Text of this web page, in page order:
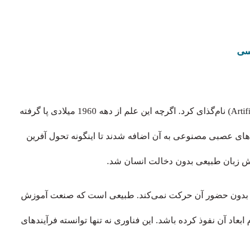
قرن بیست و یکم را می‌توان قرن هوش مصنوعی (Artificial intelligence) نام‌گذای کرد. اگرچه این علم از دهه 1960 میلادی پا گرفته
عصبی مصنوعی به آن اضافه شدند تا اینگونه تحول آفرین
بدون حضور آن حرکت نمی‌کند. طبیعی است که صنعت آموزش
آن نفوذ کرده باشد. این فناوری نه تنها توانسته فرآیندهای